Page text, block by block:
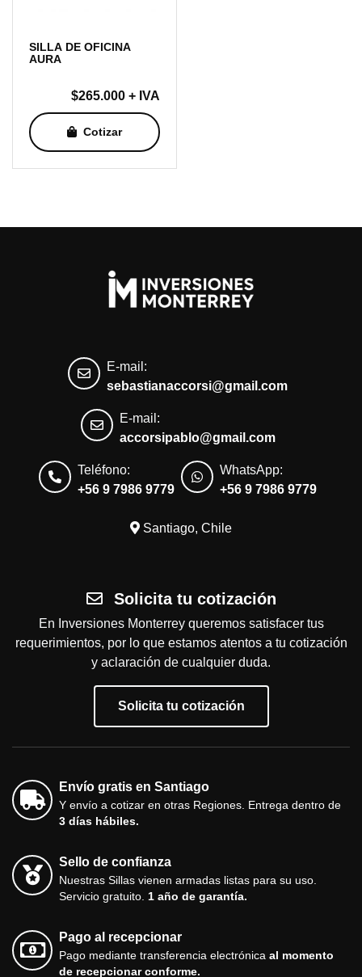
SILLA DE OFICINA
AURA
$265.000 + IVA
Cotizar
E-mail:
sebastianaccorsi@gmail.com
E-mail:
accorsipablo@gmail.com
Teléfono:
+56 9 7986 9779
WhatsApp:
+56 9 7986 9779
Santiago, Chile
Solicita tu cotización
En Inversiones Monterrey queremos satisfacer tus
requerimientos, por lo que estamos atentos a tu cotización
y aclaración de cualquier duda.
Solicita tu cotización
Envío gratis en Santiago
Y envío a cotizar en otras Regiones. Entrega dentro de
3 días hábiles.
Sello de confianza
Nuestras Sillas vienen armadas listas para su uso.
Servicio gratuito. 1 año de garantía.
Pago al recepcionar
Pago mediante transferencia electrónica al momento
de recepcionar conforme.